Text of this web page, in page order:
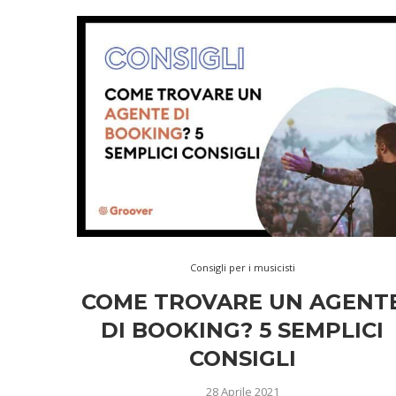
Consigli per i musicisti
COME TROVARE UN
DI BOOKING? 5 SEMPLICI
CONSIGLI
28 Aprile 2021